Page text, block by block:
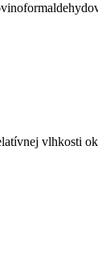
vlhkosti